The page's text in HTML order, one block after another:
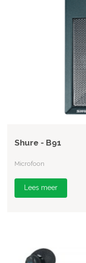
Shure - B91
Microfoon
Lees meer